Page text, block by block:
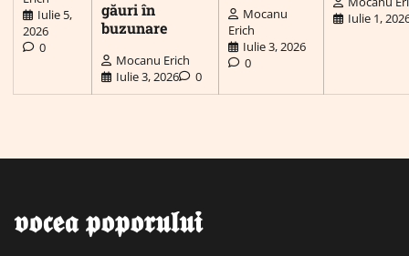
Iulie 5,
2026
0
găuri în
buzunare
Mocanu Erich
Iulie 3, 2026
0
Mocanu
Erich
Iulie 3, 2026
0
Iulie 1,
𝖛𝖔𝖈𝖊𝖆 𝖕𝖔𝖕𝖔𝖗𝖚𝖑𝖚𝖎